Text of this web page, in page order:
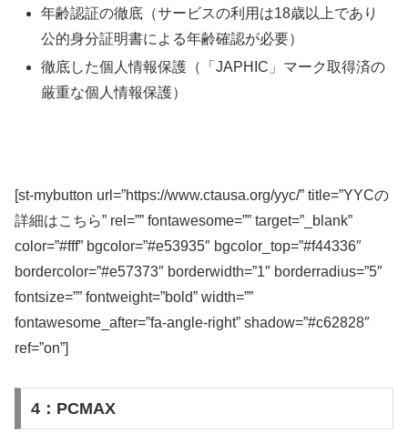
年齢認証の徹底（サービスの利用は18歳以上であり
公的身分証明書による年齢確認が必要）
徹底した個人情報保護（「JAPHIC」マーク取得済の
厳重な個人情報保護）
[st-mybutton url=”https://www.ctausa.org/yyc/” title=”YYCの
詳細はこちら” rel=”” fontawesome=”” target=”_blank”
color=”#fff” bgcolor=”#e53935″ bgcolor_top=”#f44336″
bordercolor=”#e57373″ borderwidth=”1″ borderradius=”5″
fontsize=”” fontweight=”bold” width=””
fontawesome_after=”fa-angle-right” shadow=”#c62828″
ref=”on”]
4：PCMAX